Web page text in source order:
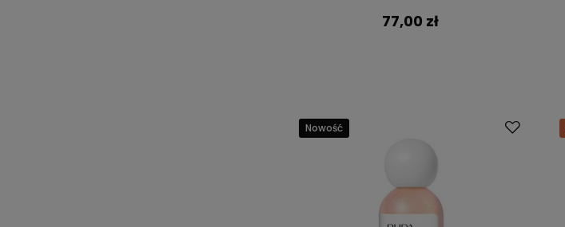
77,00 zł
Nowość